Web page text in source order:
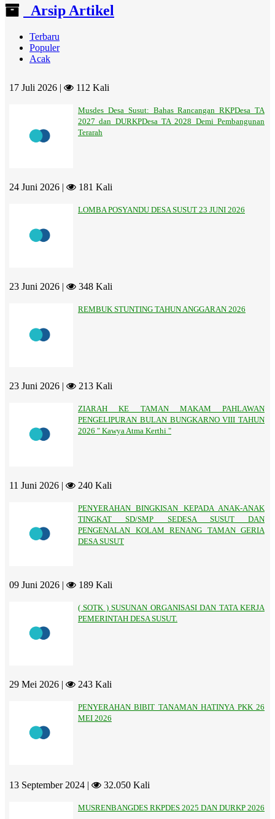
Arsip Artikel
Terbaru
Populer
Acak
17 Juli 2026 | 112 Kali
Musdes Desa Susut: Bahas Rancangan RKPDesa TA
2027 dan DURKPDesa TA 2028 Demi Pembangunan
Terarah
24 Juni 2026 | 181 Kali
LOMBA POSYANDU DESA SUSUT 23 JUNI 2026
23 Juni 2026 | 348 Kali
REMBUK STUNTING TAHUN ANGGARAN 2026
23 Juni 2026 | 213 Kali
ZIARAH KE TAMAN MAKAM PAHLAWAN
PENGELIPURAN BULAN BUNGKARNO VIII TAHUN
2026 " Kawya Atma Kerthi "
11 Juni 2026 | 240 Kali
PENYERAHAN BINGKISAN KEPADA ANAK-ANAK
TINGKAT SD/SMP SEDESA SUSUT DAN
PENGENALAN KOLAM RENANG TAMAN GERIA
DESA SUSUT
09 Juni 2026 | 189 Kali
( SOTK ) SUSUNAN ORGANISASI DAN TATA KERJA
PEMERINTAH DESA SUSUT.
29 Mei 2026 | 243 Kali
PENYERAHAN BIBIT TANAMAN HATINYA PKK 26
MEI 2026
13 September 2024 | 32.050 Kali
MUSRENBANGDES RKPDES 2025 DAN DURKP 2026